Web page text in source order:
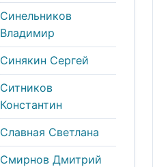
Синельников
Владимир
Синякин Сергей
Ситников
Константин
Славная Светлана
Смирнов Дмитрий